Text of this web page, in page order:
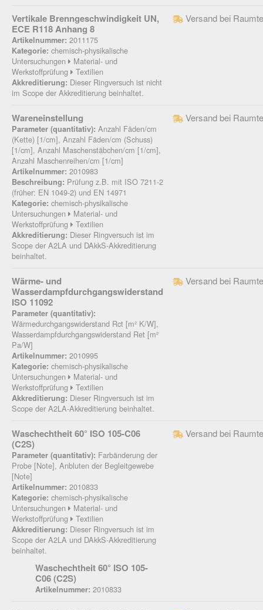
Vertikale Brenngeschwindigkeit UN,
ECE R118 Anhang 8
Artikelnummer: 2011175
Kategorie: chemisch-physikalische
Untersuchungen
Material- und
Werkstoffprüfung
Textilien
Akkreditierung: Dieser Ringversuch ist nicht
im Scope der Akkreditierung beinhaltet.
Versand bei
Wareneinstellung
Parameter (quantitativ): Anzahl Fäden/cm
(Kette) [1/cm], Anzahl Fäden/cm (Schuss)
[1/cm], Anzahl Maschenstäbchen/cm [1/cm],
Anzahl Maschenreihen/cm [1/cm]
Artikelnummer: 2010983
Beschreibung: Prüfung z.B. mit ISO 7211-2
(früher: EN 1049-2) und EN 14971
Kategorie: chemisch-physikalische
Untersuchungen
Material- und
Werkstoffprüfung
Textilien
Akkreditierung: Dieser Ringversuch ist im
Scope der A2LA und DAkkS-Akkreditierung
beinhaltet.
Versand bei
Wärme- und
Wasserdampfdurchgangswiderstand
ISO 11092
Parameter (quantitativ):
Wärmedurchgangswiderstand Rct [m² K/W],
Wasserdampfdurchgangswiderstand Ret [m²
Pa/W]
Artikelnummer: 2010995
Kategorie: chemisch-physikalische
Untersuchungen
Material- und
Werkstoffprüfung
Textilien
Akkreditierung: Dieser Ringversuch ist im
Scope der A2LA-Akkreditierung beinhaltet.
Versand bei
Waschechtheit 60° ISO 105-C06
(C2S)
Parameter (quantitativ): Farbänderung der
Probe [Note], Anbluten der Begleitgewebe
[Note]
Artikelnummer: 2010833
Kategorie: chemisch-physikalische
Untersuchungen
Material- und
Werkstoffprüfung
Textilien
Akkreditierung: Dieser Ringversuch ist im
Scope der A2LA und DAkkS-Akkreditierung
beinhaltet.
Versand bei
Waschechtheit 60° ISO 105-
C06 (C2S)
Artikelnummer: 2010833